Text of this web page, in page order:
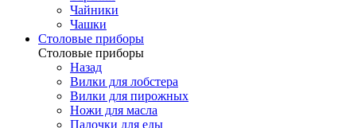
Чайники
Чашки
Cтоловые приборы
Cтоловые приборы
Назад
Вилки для лобстера
Вилки для пирожных
Ножи для масла
Палочки для еды